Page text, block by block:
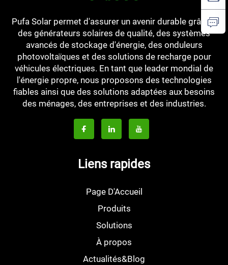
Pufa Solar permet d'assurer un avenir durable grâce à
des générateurs solaires de qualité, des systèmes
avancés de stockage d'énergie, des onduleurs
photovoltaïques et des solutions de recharge pour
véhicules électriques. En tant que leader mondial de
l'énergie propre, nous proposons des technologies
fiables ainsi que des solutions adaptées aux besoins
des ménages, des entreprises et des industries.
Liens rapides
Page D'Accueil
Produits
Solutions
À propos
Actualités&Blog